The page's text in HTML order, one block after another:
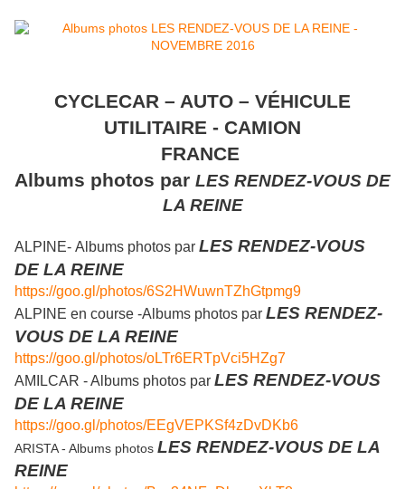
CYCLECAR – AUTO – VÉHICULE
UTILITAIRE - CAMION
FRANCE
Albums photos par LES RENDEZ-VOUS DE
LA REINE
ALPINE- Albums photos par LES RENDEZ-VOUS
DE LA REINE
https://goo.gl/photos/6S2HWuwnTZhGtpmg9
ALPINE en course -Albums photos par LES RENDEZ-
VOUS DE LA REINE
https://goo.gl/photos/oLTr6ERTpVci5HZg7
AMILCAR - Albums photos par LES RENDEZ-VOUS
DE LA REINE
https://goo.gl/photos/EEgVEPKSf4zDvDKb6
ARISTA - Albums photos LES RENDEZ-VOUS DE LA
REINE